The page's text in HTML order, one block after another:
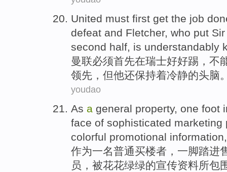
United must first get the job
defeat and Fletcher, who put
second half, is understandably
曼联必须首先在瑞士好好踢，不
领先 ，但他还保持着冷静的头脑
youdao
As a general property, one foot
face of sophisticated marketing
colorful promotional information
作为一名普通买楼者， 一脚踏进
员 ，被花花绿绿的宣传资料所包